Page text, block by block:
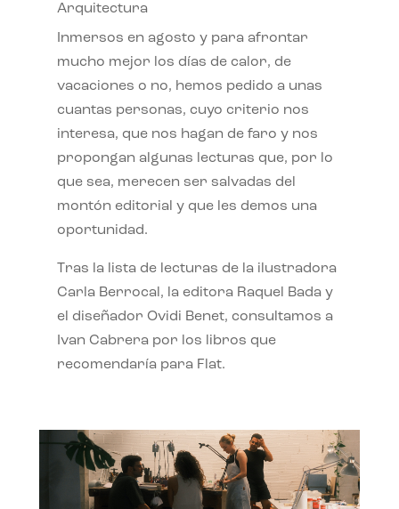
Arquitectura
Inmersos en agosto y para afrontar
mucho mejor los días de calor, de
vacaciones o no, hemos pedido a unas
cuantas personas, cuyo criterio nos
interesa, que nos hagan de faro y nos
propongan algunas lecturas que, por lo
que sea, merecen ser salvadas del
montón editorial y que les demos una
oportunidad.
Tras la lista de lecturas de la ilustradora
Carla Berrocal, la editora Raquel Bada y
el diseñador Ovidi Benet, consultamos a
Ivan Cabrera por los libros que
recomendaría para Flat.